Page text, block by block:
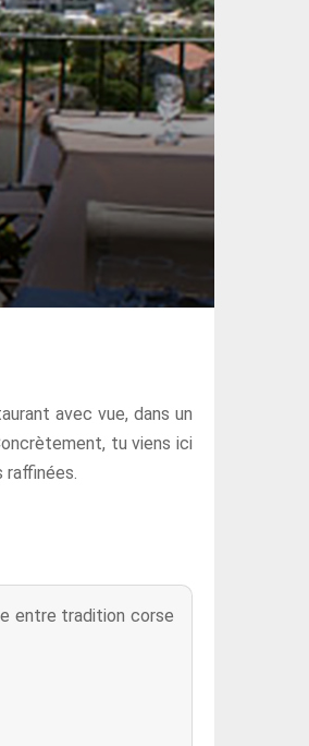
avec vue, dans un
tu viens ici
raffinées.
entre tradition corse